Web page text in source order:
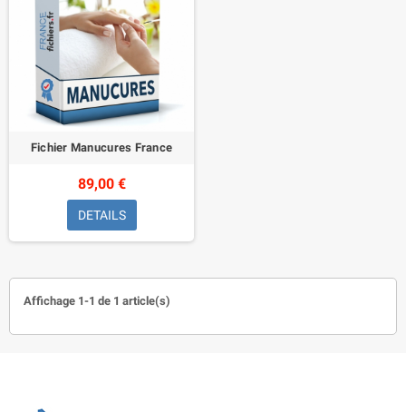
Fichier Manucures France
89,00 €
DETAILS
Affichage 1-1 de 1 article(s)